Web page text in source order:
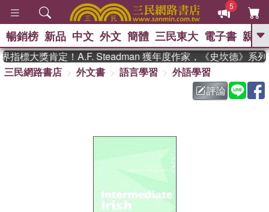
5
GO
熱搜： 東野圭吾 、 高希均教授回憶錄
父親節 、 如果歷
暑期推薦 、 國際布克
偉大的迷走神經
暢銷榜 新品 中文 外文 簡體 三民東大 電子書 親子
標大獎肯定！A.F. Steadman 獲年度作家，《史坎德》系列
三民網路書店
外文書 語言學習
外語學習
評論